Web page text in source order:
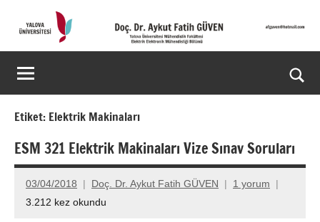
Doç.
Dr.
Aykut
Fatih
GÜVEN-
World's
Web
Sitesi
Etiket: Elektrik Makinaları
ESM 321 Elektrik Makinaları Vize Sınav Soruları
03/04/2018 Doç. Dr. Aykut Fatih GÜVEN
1 yorum
3.212 kez okundu